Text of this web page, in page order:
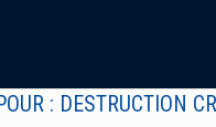
: DESTRUCTION